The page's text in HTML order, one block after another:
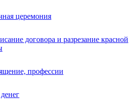
церемония
договора и разрезание красной
профессии